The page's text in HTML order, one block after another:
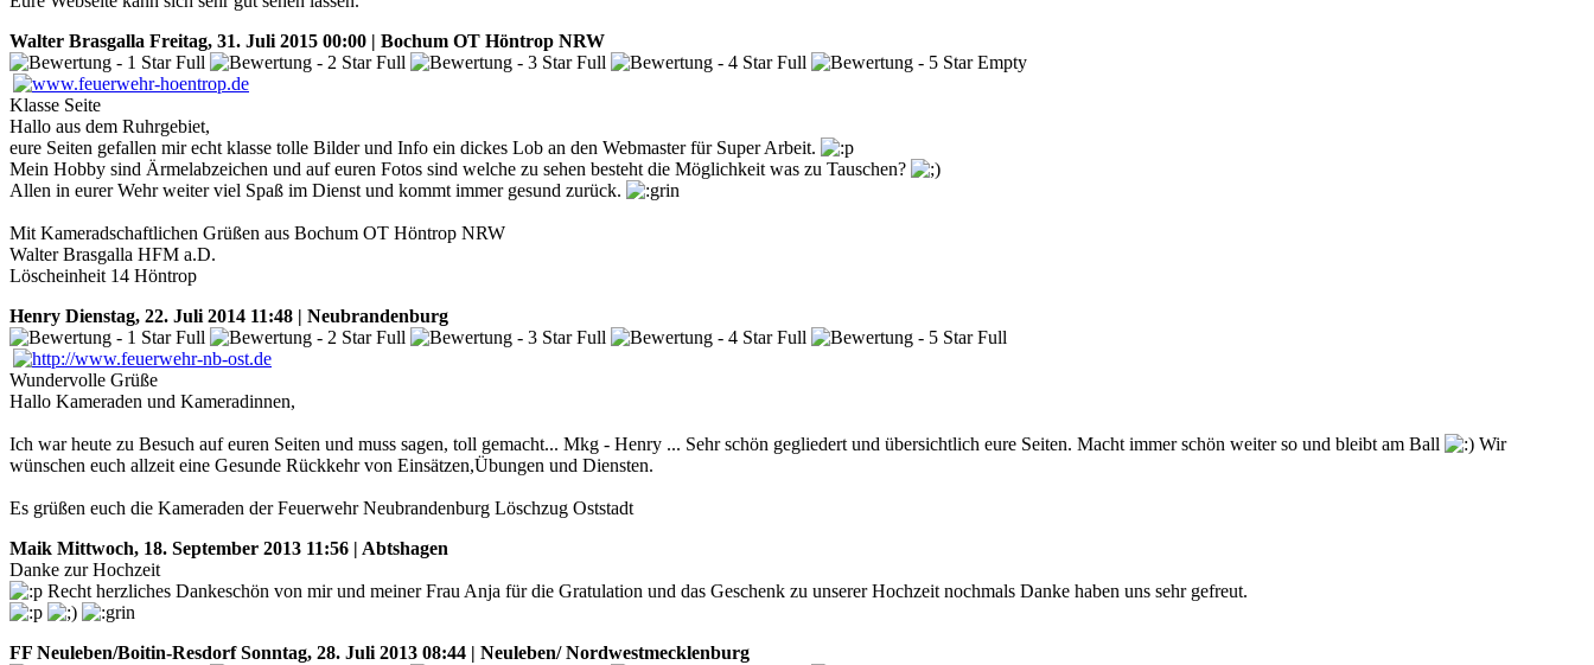
Walter Brasgalla Freitag, 31. Juli 2015 00:00 | Bochum OT Höntrop NRW
Klasse Seite
Hallo aus dem Ruhrgebiet,
eure Seiten gefallen mir echt klasse tolle Bilder und Info ein dickes Lob an den Webmaster für Super Arbeit.
Mein Hobby sind Ärmelabzeichen und auf euren Fotos sind welche zu sehen besteht die Möglichkeit was zu Tauschen?
Allen in eurer Wehr weiter viel Spaß im Dienst und kommt immer gesund zurück.
Mit Kameradschaftlichen Grüßen aus Bochum OT Höntrop NRW
Walter Brasgalla HFM a.D.
Löscheinheit 14 Höntrop
Henry Dienstag, 22. Juli 2014 11:48 | Neubrandenburg
Wundervolle Grüße
Hallo Kameraden und Kameradinnen,
Ich war heute zu Besuch auf euren Seiten und muss sagen, toll gemacht... Mkg - Henry ... Sehr schön gegliedert und übersichtlich eure Seiten. Macht immer schön weiter so und bleibt am Ball
Wir
wünschen euch allzeit eine Gesunde Rückkehr von Einsätzen,Übungen und Diensten.
Es grüßen euch die Kameraden der Feuerwehr Neubrandenburg Löschzug Oststadt
Maik Mittwoch, 18. September 2013 11:56 | Abtshagen
Danke zur Hochzeit
Recht herzliches Dankeschön von mir und meiner Frau Anja für die Gratulation und das Geschenk zu unserer Hochzeit nochmals Danke haben uns sehr gefreut.
FF Neuleben/Boitin-ResdorfSonntag, 28. Juli 2013 08:44 | Neuleben/ Nordwestmecklenburg